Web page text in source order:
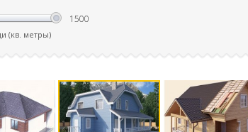
(кв. метры)